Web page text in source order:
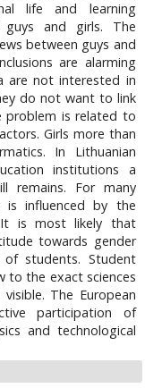
life and learning
and girls. The
between guys and
are alarming
are not interested in
do not want to link
problem is related to
Girls more than
In Lithuanian
institutions a
remains. For many
is influenced by the
is most likely that
towards gender
students. Student
to the exact sciences
The European
participation of
and technological